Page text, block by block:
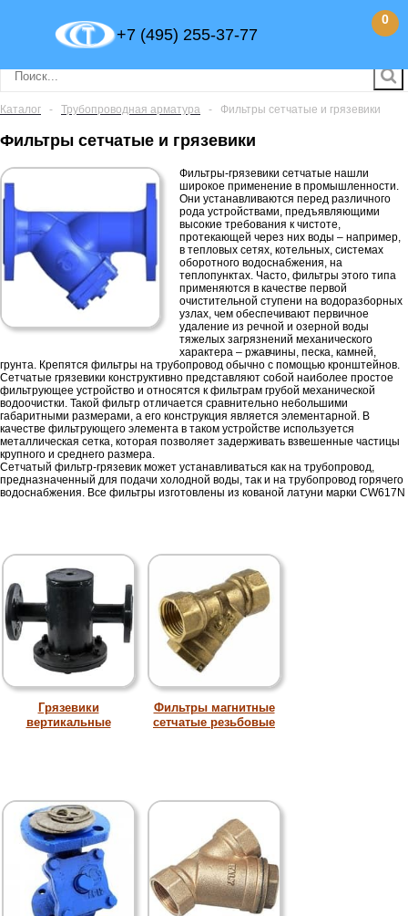
+7 (495) 255-37-77
0
Каталог - Трубопроводная арматура - Фильтры сетчатые и грязевики
Фильтры сетчатые и грязевики
Фильтры-грязевики сетчатые нашли
широкое применение в промышленности.
Они устанавливаются перед различного
рода устройствами, предъявляющими
высокие требования к чистоте,
протекающей через них воды – например,
в тепловых сетях, котельных, системах
оборотного водоснабжения, на
теплопунктах. Часто, фильтры этого типа
применяются в качестве первой
очистительной ступени на водоразборных
узлах, чем обеспечивают первичное
удаление из речной и озерной воды
тяжелых загрязнений механического
характера – ржавчины, песка, камней,
грунта. Крепятся фильтры на трубопровод обычно с помощью кронштейнов.
Сетчатые грязевики конструктивно представляют собой наиболее простое
фильтрующее устройство и относятся к фильтрам грубой механической
водоочистки. Такой фильтр отличается сравнительно небольшими
габаритными размерами, а его конструкция является элементарной. В
качестве фильтрующего элемента в таком устройстве используется
металлическая сетка, которая позволяет задерживать взвешенные частицы
крупного и среднего размера.
Сетчатый фильтр-грязевик может устанавливаться как на трубопровод,
предназначенный для подачи холодной воды, так и на трубопровод горячего
водоснабжения. Все фильтры изготовлены из кованой латуни марки CW617N
Грязевики
вертикальные
Фильтры магнитные
сетчатые резьбовые